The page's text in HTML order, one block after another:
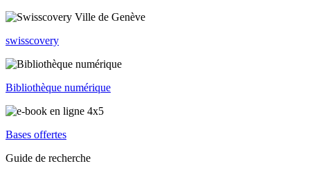
swisscovery
Bibliothèque numérique
Bases offertes
Guide de recherche